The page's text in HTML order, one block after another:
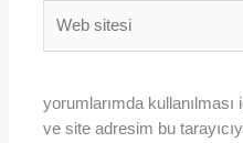
sitesi
yorumlarımda
ve site adresim bu